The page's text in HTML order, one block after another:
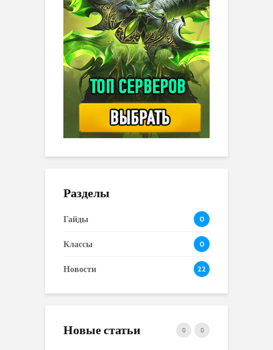
Разделы
Гайды 0
Классы 0
Новости 22
Новые статьи